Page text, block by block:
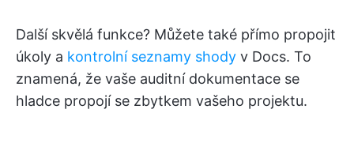
Další skvělá funkce? Můžete také přímo propojit
úkoly a kontrolní seznamy shody v Docs. To
znamená, že vaše auditní dokumentace se
hladce propojí se zbytkem vašeho projektu.